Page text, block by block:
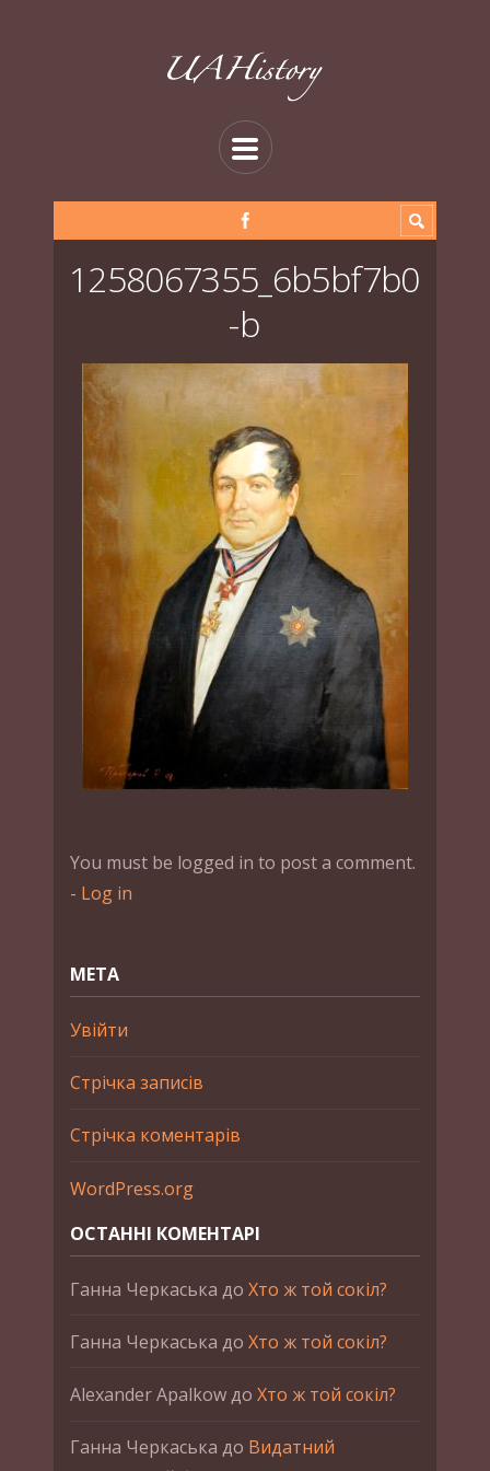
1258067355_6b5bf7b0
-b
You must be logged in to post a comment.
- Log in
МЕТА
Увійти
Стрічка записів
Стрічка коментарів
WordPress.org
ОСТАННІ КОМЕНТАРІ
Ганна Черкаська до Хто ж той сокіл?
Ганна Черкаська до Хто ж той сокіл?
Alexander Apalkowдо Хто ж той сокіл?
Ганна Черкаська до Видатний